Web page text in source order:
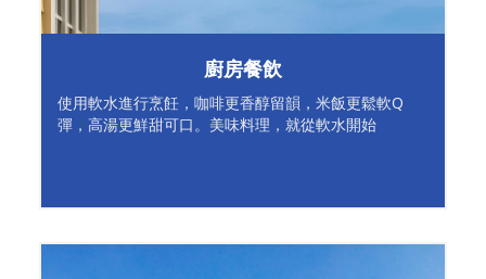
廚房餐飲
使用軟水進行烹飪，咖啡更香醇留韻，米飯更鬆軟Q
彈，高湯更鮮甜可口。美味料理，就從軟水開始